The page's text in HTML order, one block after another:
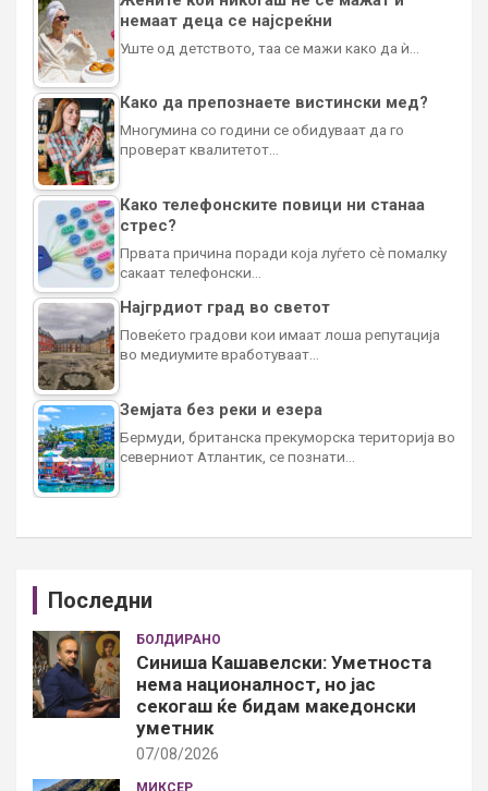
немаат деца се најсреќни
Уште од детството, таа се мажи како да ѝ…
Како да препознаете вистински мед?
Многумина со години се обидуваат да го
проверат квалитетот…
Како телефонските повици ни станаа
стрес?
Првата причина поради која луѓето сè помалку
сакаат телефонски…
Најгрдиот град во светот
Повеќето градови кои имаат лоша репутација
во медиумите вработуваат…
Земјата без реки и езера
Бермуди, британска прекуморска територија во
северниот Атлантик, се познати…
Последни
БОЛДИРАНО
Синиша Кашавелски: Уметноста
нема националност, но јас
секогаш ќе бидам македонски
уметник
07/08/2026